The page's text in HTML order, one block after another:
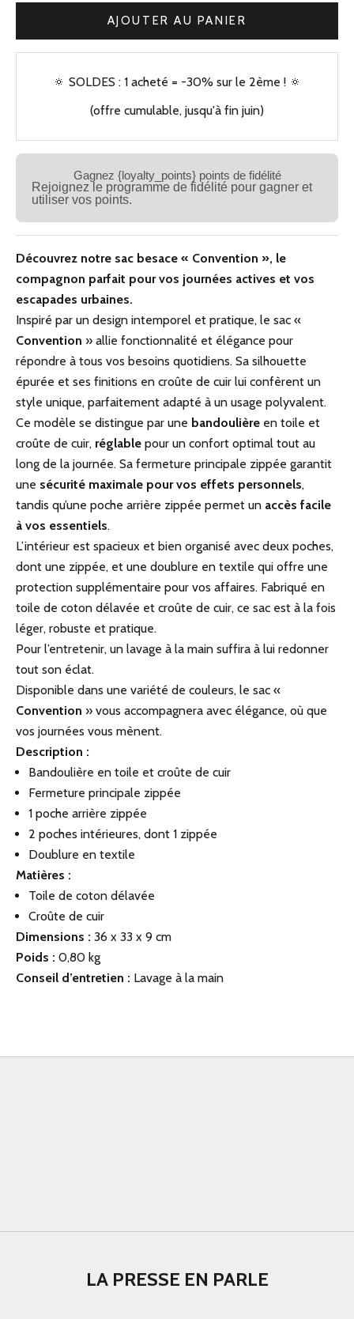
AJOUTER AU PANIER
🔅 SOLDES : 1 acheté = -30% sur le 2ème ! 🔅
(offre cumulable, jusqu'à fin juin)
Gagnez {loyalty_points} points de fidélité
Rejoignez le programme de fidélité pour gagner et
utiliser vos points.
Découvrez notre sac besace « Convention », le
compagnon parfait pour vos journées actives et vos
escapades urbaines.
Inspiré par un design intemporel et pratique, le sac «
Convention » allie fonctionnalité et élégance pour
répondre à tous vos besoins quotidiens. Sa silhouette
épurée et ses finitions en croûte de cuir lui confèrent un
style unique, parfaitement adapté à un usage polyvalent.
Ce modèle se distingue par une bandoulière en toile et
croûte de cuir, réglable pour un confort optimal tout au
long de la journée. Sa fermeture principale zippée garantit
une sécurité maximale pour vos effets personnels,
tandis qu’une poche arrière zippée permet un accès facile
à vos essentiels.
L’intérieur est spacieux et bien organisé avec deux poches,
dont une zippée, et une doublure en textile qui offre une
protection supplémentaire pour vos affaires. Fabriqué en
toile de coton délavée et croûte de cuir, ce sac est à la fois
léger, robuste et pratique.
Pour l’entretenir, un lavage à la main suffira à lui redonner
tout son éclat.
Disponible dans une variété de couleurs, le sac «
Convention » vous accompagnera avec élégance, où que
vos journées vous mènent.
Description :
Bandoulière en toile et croûte de cuir
Fermeture principale zippée
1 poche arrière zippée
2 poches intérieures, dont 1 zippée
Doublure en textile
Matières :
Toile de coton délavée
Croûte de cuir
Dimensions : 36 x 33 x 9 cm
Poids : 0,80 kg
Conseil d’entretien : Lavage à la main
LA PRESSE EN PARLE